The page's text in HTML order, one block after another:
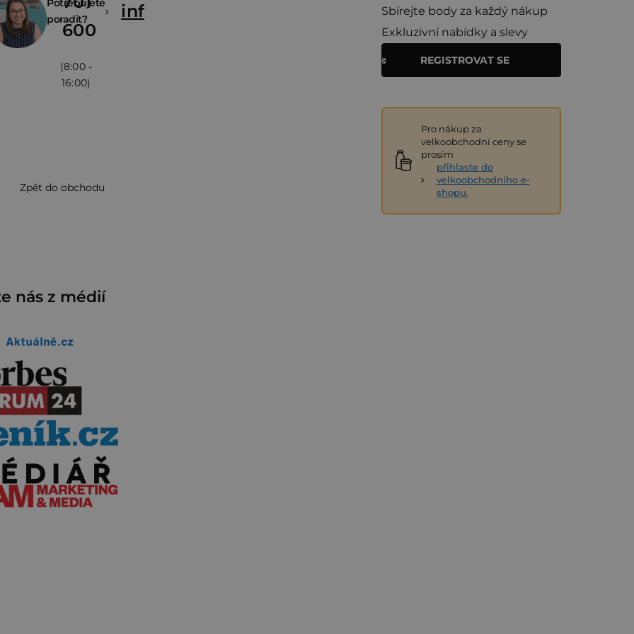
Potřebujete
poradit?
600
(8:00 -
16:00)
info@zivina.cz
Zpět do obchodu
Sbírejte body za každý nákup
Exkluzivní nabídky a slevy
REGISTROVAT SE
Pro nákup za
velkoobchodní ceny se
prosím
přihlaste do
velkoobchodního e-
shopu.
nás z médií